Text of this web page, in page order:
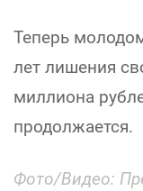
Теперь
лет лишения
миллиона
продолжается.
Фото/Видео: